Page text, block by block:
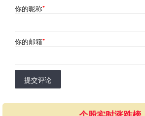
你的昵称*
你的邮箱*
提交评论